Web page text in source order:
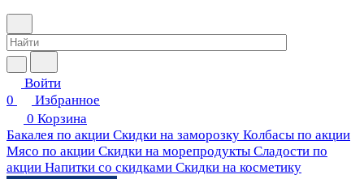
Войти
0
Избранное
0 Корзина
Бакалея по акции Скидки на заморозку Колбасы по акции
Мясо по акции Скидки на морепродукты Сладости по
акции Напитки со скидками Скидки на косметику